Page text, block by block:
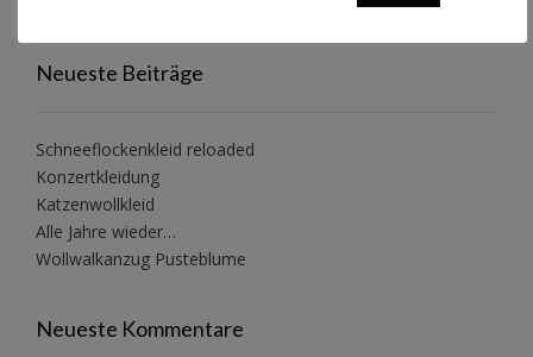
Neueste Beiträge
Schneeflockenkleid reloaded
Konzertkleidung
Katzenwollkleid
Alle Jahre wieder…
Wollwalkanzug Pusteblume
Neueste Kommentare